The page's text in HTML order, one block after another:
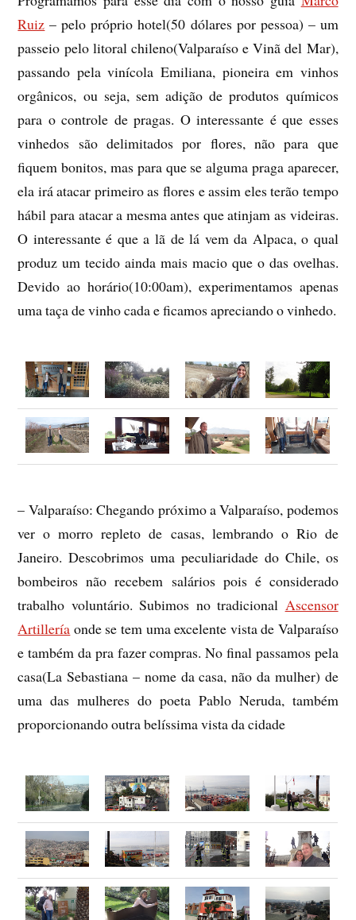
Ruiz – pelo próprio hotel(50 dólares por pessoa) – um
passeio pelo litoral chileno(Valparaíso e Vinã del Mar),
passando pela vinícola Emiliana, pioneira em vinhos
orgânicos, ou seja, sem adição de produtos químicos
para o controle de pragas. O interessante é que esses
vinhedos são delimitados por flores, não para que
fiquem bonitos, mas para que se alguma praga aparecer,
ela irá atacar primeiro as flores e assim eles terão tempo
hábil para atacar a mesma antes que atinjam as videiras.
O interessante é que a lã de lá vem da Alpaca, o qual
produz um tecido ainda mais macio que o das ovelhas.
Devido ao horário(10:00am), experimentamos apenas
uma taça de vinho cada e ficamos apreciando o vinhedo.
– Valparaíso: Chegando próximo a Valparaíso, podemos
ver o morro repleto de casas, lembrando o Rio de
Janeiro. Descobrimos uma peculiaridade do Chile, os
bombeiros não recebem salários pois é considerado
trabalho voluntário. Subimos no tradicional Ascensor
Artillería onde se tem uma excelente vista de Valparaíso
e também da pra fazer compras. No final passamos pela
casa(La Sebastiana – nome da casa, não da mulher) de
uma das mulheres do poeta Pablo Neruda, também
proporcionando outra belíssima vista da cidade